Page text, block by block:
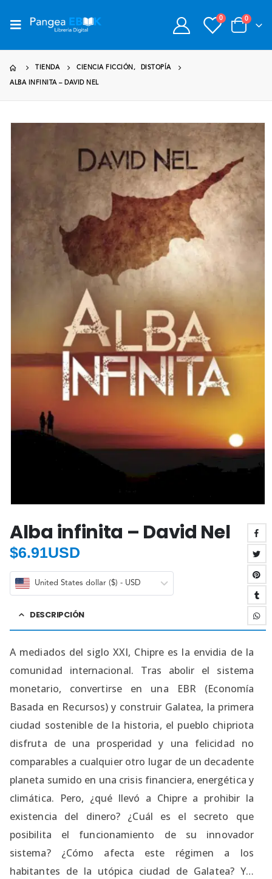
0 0
TIENDA CIENCIA FICCIÓN , DISTOPÍA
ALBA INFINITA – DAVID NEL
Alba infinita – David Nel
$6.91USD
United States dollar ($) - USD
DESCRIPCIÓN
A mediados del siglo XXI, Chipre es la envidia de la
comunidad internacional. Tras abolir el sistema
monetario, convertirse en una EBR (Economía
Basada en Recursos) y construir Galatea, la primera
ciudad sostenible de la historia, el pueblo chipriota
disfruta de una prosperidad y una felicidad no
comparables a cualquier otro lugar de un decadente
planeta sumido en una crisis financiera, energética y
climática. Pero, ¿qué llevó a Chipre a prohibir la
existencia del dinero? ¿Cuál es el secreto que
posibilita el funcionamiento de su innovador
sistema? ¿Cómo afecta este régimen a los
habitantes de la utópica ciudad de Galatea? Y…